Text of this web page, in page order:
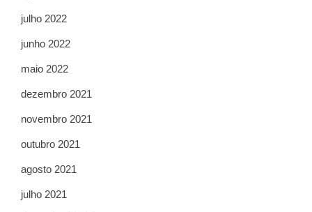
julho 2022
junho 2022
maio 2022
dezembro 2021
novembro 2021
outubro 2021
agosto 2021
julho 2021